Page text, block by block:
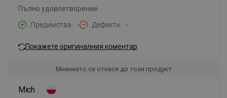
Пълно удовлетворение
Предимства
- Дефекти -
Покажете оригиналния коментар
Мнението се отнася до този продукт
Mich .